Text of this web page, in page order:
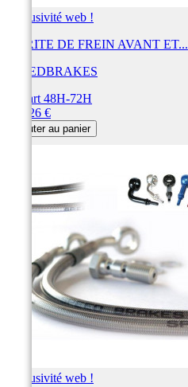
Exclusivité web !
DURITE DE FREIN AVANT ET...
SPEEDBRAKES
Départ 48H-72H
452,26 €
Ajouter au panier
Exclusivité web !